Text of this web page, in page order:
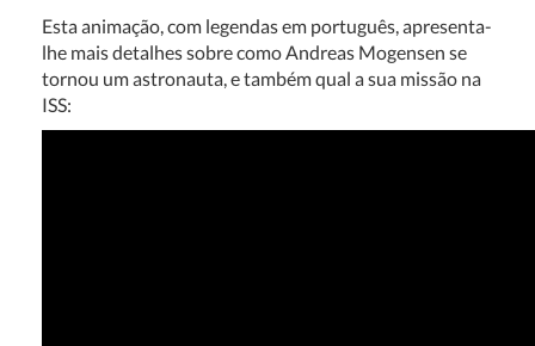
Esta animação, com legendas em português, apresenta-
lhe mais detalhes sobre como Andreas Mogensen se
tornou um astronauta, e também qual a sua missão na
ISS: